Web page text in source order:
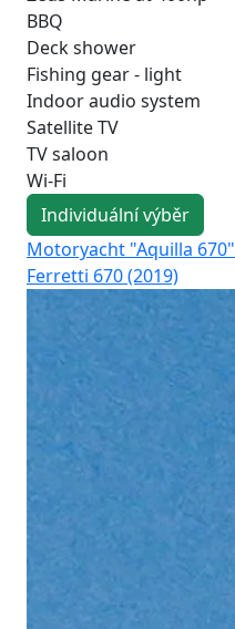
BBQ
Deck shower
Fishing gear - light
Indoor audio system
Satellite TV
TV saloon
Wi-Fi
Individuální výběr
Motoryacht "Aquilla 670"
Ferretti 670 (2019)